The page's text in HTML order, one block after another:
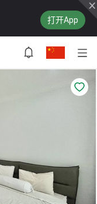
打开App